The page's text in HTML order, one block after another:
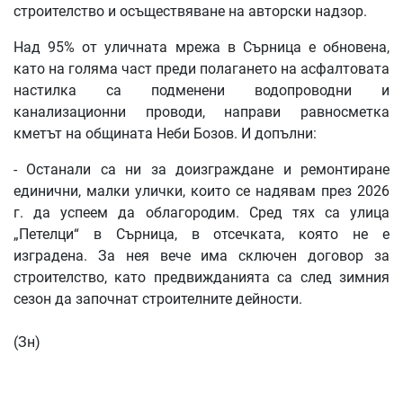
строителство и осъществяване на авторски надзор.
Над 95% от уличната мрежа в Сърница е обновена,
като на голяма част преди полагането на асфалтовата
настилка са подменени водопроводни и
канализационни проводи, направи равносметка
кметът на общината Неби Бозов. И допълни:
- Останали са ни за доизграждане и ремонтиране
единични, малки улички, които се надявам през 2026
г. да успеем да облагородим. Сред тях са улица
„Петелци“ в Сърница, в отсечката, която не е
изградена. За нея вече има сключен договор за
строителство, като предвижданията са след зимния
сезон да започнат строителните дейности.
(Зн)